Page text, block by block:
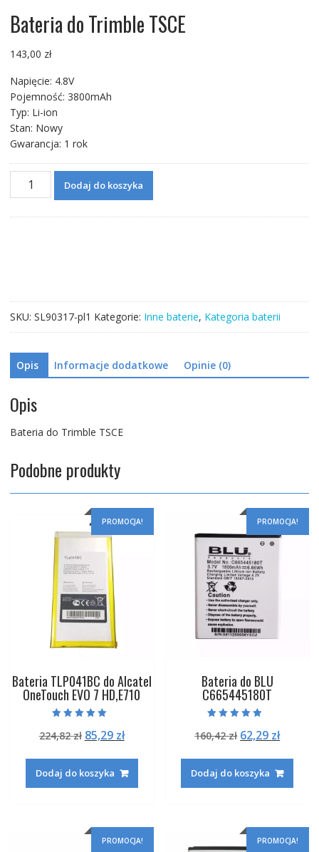
Bateria do Trimble TSCE
143,00 zł
Napięcie: 4.8V
Pojemność: 3800mAh
Typ: Li-ion
Stan: Nowy
Gwarancja: 1 rok
ilość
Bateria
Dodaj do koszyka
SKU: SL90317-pl1 Kategorie: Inne baterie, Kategoria baterii
Opis Informacje dodatkowe Opinie (0)
Opis
Bateria do Trimble TSCE
Podobne produkty
PROMOCJA!
Bateria TLP041BC do Alcatel
OneTouch EVO 7 HD,E710
5.00
na 5
224,82zł Pierwotna
wynosiła:
224,82 zł.
85,29 złAktualna
85,29 zł.
Dodaj do koszyka
PROMOCJA!
Bateria do BLU
C665445180T
4.50
na 5
160,42zł Pierwotna
wynosiła:
160,42 zł.
62,29 zł
62,29
Dodaj do koszyka
PROMOCJA! PROMOCJA!